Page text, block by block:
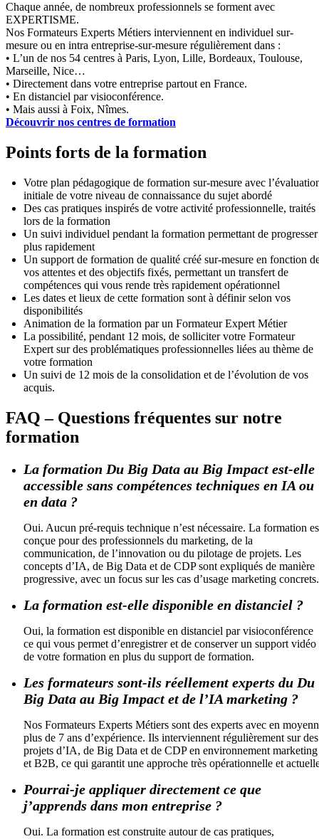
Chaque année, de nombreux professionnels se forment avec
EXPERTISME.
Nos Formateurs Experts Métiers interviennent en individuel sur-
mesure ou en intra entreprise-sur-mesure régulièrement dans :
• L’un de nos 54 centres à Paris, Lyon, Lille, Bordeaux, Toulouse,
Marseille, Nice…
• Directement dans votre entreprise partout en France.
• En distanciel par visioconférence.
• Mais aussi à Foix, Nîmes.
Découvrir nos centres de formation
Points forts de la formation
Votre plan pédagogique de formation sur-mesure avec
initiale de votre niveau de connaissance du sujet abordé
Des cas pratiques inspirés de votre activité professionnelle, traités
lors de la formation
Un suivi individuel pendant la formation permettant de progresser
plus rapidement
Un support de formation de qualité créé sur-mesure en fonction
vos attentes et des objectifs fixés, permettant un transfert de
compétences qui vous rende très rapidement opérationnel
Les dates et lieux de cette formation sont à définir selon vos
disponibilités
Animation de la formation par un Formateur Expert Métier
La possibilité, pendant 12 mois, de solliciter votre Formateur
Expert sur des problématiques professionnelles liées au thème de
votre formation
Un suivi de 12 mois de la consolidation et de l’évolution de vos
acquis.
FAQ – Questions fréquentes sur notre
formation
La formation Du Big Data au Big Impact est-elle
accessible sans compétences techniques en IA ou
en data ?
Oui. Aucun pré-requis technique n’est nécessaire. La formation
conçue pour des professionnels du marketing, de la
communication, de l’innovation ou du pilotage de projets. Les
concepts d’IA, de Big Data et de CDP sont expliqués de manière
progressive, avec un focus sur les cas d’usage marketing concrets.
La formation est-elle disponible en distanciel ?
Oui, la formation est disponible en distanciel par visioconférence
ce qui vous permet d’enregistrer et de conserver un support vidéo
de votre formation en plus du support de formation.
Les formateurs sont-ils réellement experts du Du
Big Data au Big Impact et de l’IA marketing ?
Nos Formateurs Experts Métiers sont des experts avec en
plus de 7 ans d’expérience. Ils interviennent régulièrement sur des
projets d’IA, de Big Data et de CDP en environnement marketing
et B2B, ce qui garantit une approche très opérationnelle et
Pourrai-je appliquer directement ce que
j’apprends dans mon entreprise ?
Oui. La formation est construite autour de cas pratiques,